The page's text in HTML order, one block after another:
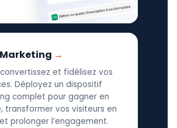
et fidélisez vos
Déployez un dispositif
complet pour gagner en
transformer vos visiteurs en
prolonger l’engagement.